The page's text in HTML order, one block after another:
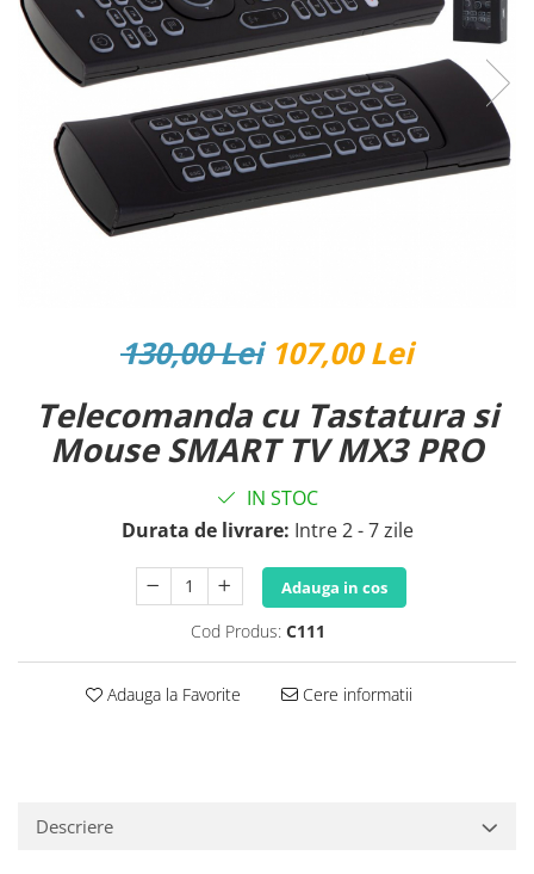
Reparatii si Renovare
130,00 Lei 107,00 Lei
Telecomanda cu Tastatura si
Mouse SMART TV MX3 PRO
IN STOC
Durata de livrare: Intre 2 - 7 zile
Adauga in cos
Cod Produs: C111
Adauga la Favorite Cere informatii
Descriere